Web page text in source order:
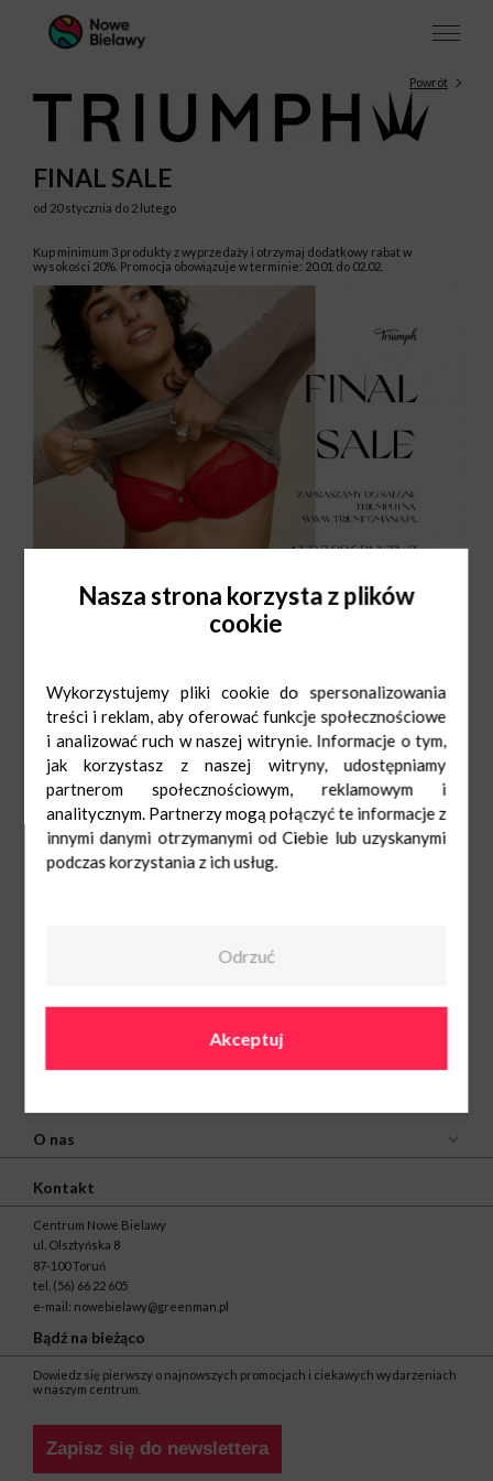
Powrót
FINAL SALE
od 20 stycznia do 2 lutego
Kup minimum 3 produkty z wyprzedaży i otrzymaj dodatkowy rabat w
wysokości 20%. Promocja obowiązuje w terminie: 20.01 do 02.02.
Triumph
21:00
Ndz: 10:00-20:00
O nas
Kontakt
Centrum Nowe Bielawy
ul. Olsztyńska 8
87-100 Toruń
tel. (56) 66 22 605
e-mail: nowebielawy@greenman.pl
Bądź na bieżąco
Dowiedz się pierwszy o najnowszych promocjach i ciekawych wydarzeniach
w naszym centrum.
Zapisz się do newslettera
Nasza strona korzysta z plików
cookie
Wykorzystujemy pliki cookie do spersonalizowania
treści i reklam, aby oferować funkcje społecznościowe
i analizować ruch w naszej witrynie. Informacje o tym,
jak korzystasz z naszej witryny, udostępniamy
partnerom społecznościowym, reklamowym i
analitycznym. Partnerzy mogą połączyć te informacje z
innymi danymi otrzymanymi od Ciebie lub uzyskanymi
podczas korzystania z ich usług.
Odrzuć
Akceptuj